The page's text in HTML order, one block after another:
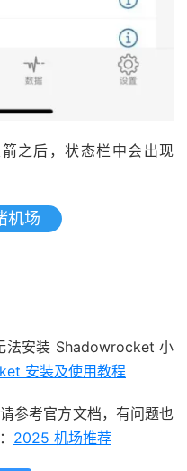
之后，状态栏中会出现
机场
法安装 Shadowrocket 小
安装及使用教程
参考官方文档，有问题也
2025 机场推荐